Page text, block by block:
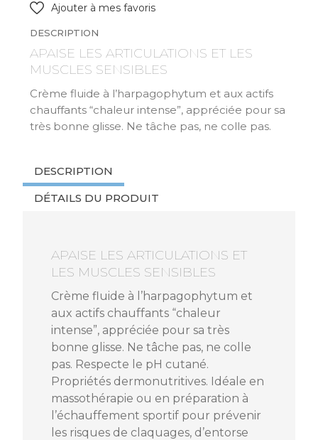
Ajouter à mes favoris
DESCRIPTION
APAISE LES ARTICULATIONS ET LES
MUSCLES SENSIBLES
Crème fluide à l’harpagophytum et aux actifs
chauffants “chaleur intense”, appréciée pour sa
très bonne glisse. Ne tâche pas, ne colle pas.
DESCRIPTION
DÉTAILS DU PRODUIT
APAISE LES ARTICULATIONS ET
LES MUSCLES SENSIBLES
Crème fluide à l’harpagophytum et
aux actifs chauffants “chaleur
intense”, appréciée pour sa très
bonne glisse. Ne tâche pas, ne colle
pas. Respecte le pH cutané.
Propriétés dermonutritives. Idéale en
massothérapie ou en préparation à
l’échauffement sportif pour prévenir
les risques de claquages, d’entorse
Référence81936_U